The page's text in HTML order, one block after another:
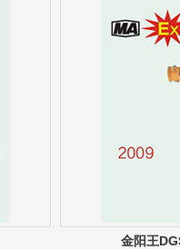
金阳王